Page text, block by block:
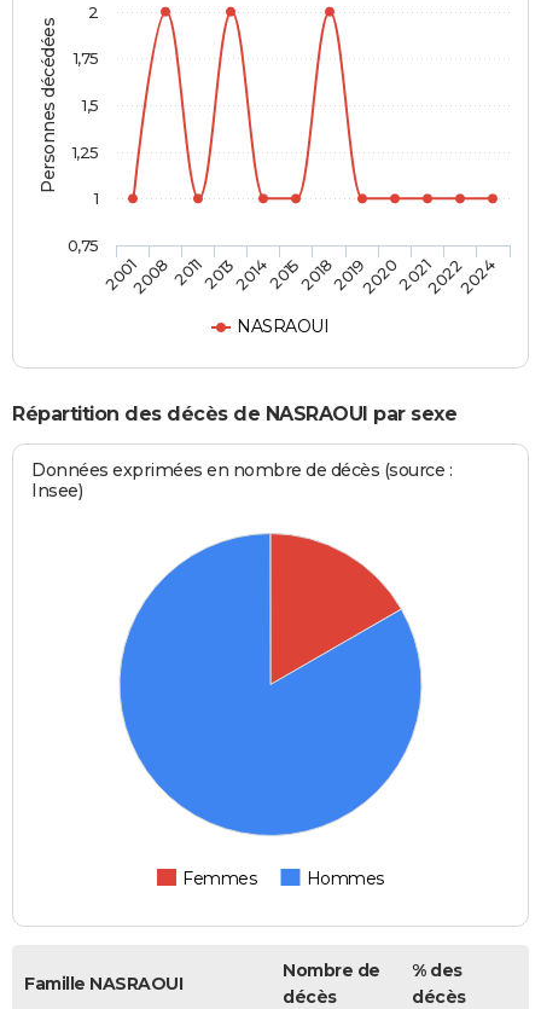
Personnes décédées
NASRAOUI
200120082011201320142015201820192020202120222024
0,75
1
1,25
1,5
1,75
2
Répartition des décès de NASRAOUI par sexe
Données exprimées en nombre de décès (source :
Insee)
Femmes Hommes
Famille NASRAOUI
Nombre de
décès
% des
décès